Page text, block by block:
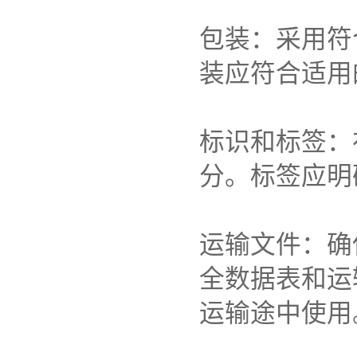
包装：采用
装应符合适
标识和标签
分。标签应
运输文件：
全数据表和
运输途中使